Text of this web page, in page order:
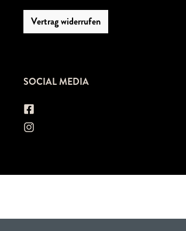
Vertrag widerrufen
SOCIAL MEDIA